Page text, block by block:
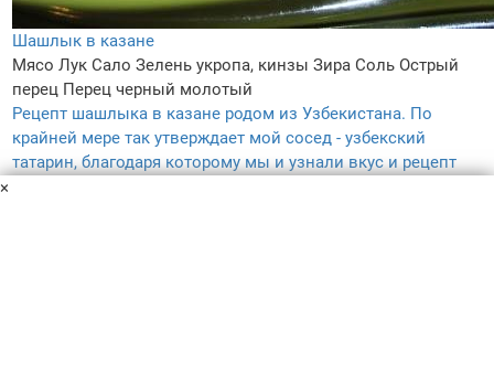
Шашлык в казане
Мясо Лук Сало Зелень укропа, кинзы Зира Соль Острый
перец Перец черный молотый
Рецепт шашлыка в казане родом из Узбекистана. По
крайней мере так утверждает мой сосед - узбекский
татарин, благодаря которому мы и узнали вкус и рецепт
×